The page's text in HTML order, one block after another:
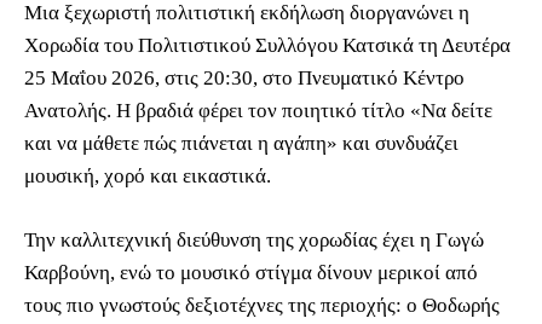
Μια ξεχωριστή πολιτιστική εκδήλωση διοργανώνει η
Χορωδία του Πολιτιστικού Συλλόγου Κατσικά τη Δευτέρα
25 Μαΐου 2026, στις 20:30, στο Πνευματικό Κέντρο
Ανατολής. Η βραδιά φέρει τον ποιητικό τίτλο «Να δείτε
και να μάθετε πώς πιάνεται η αγάπη» και συνδυάζει
μουσική, χορό και εικαστικά.
Την καλλιτεχνική διεύθυνση της χορωδίας έχει η Γωγώ
Καρβούνη, ενώ το μουσικό στίγμα δίνουν μερικοί από
τους πιο γνωστούς δεξιοτέχνες της περιοχής: ο Θοδωρής